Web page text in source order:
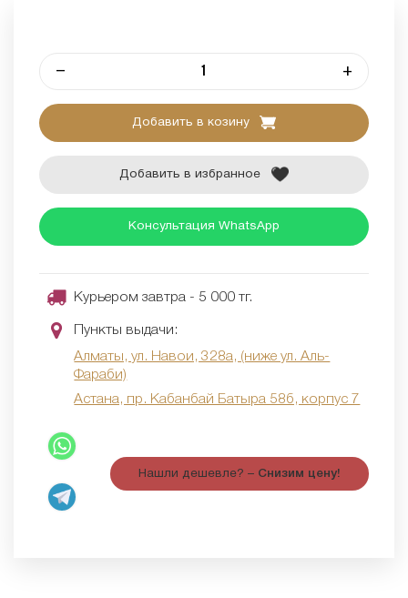
– +
Добавить в козину
Добавить в избранное
Консультация WhatsApp
Курьером завтра - 5 000 тг.
Пункты выдачи:
Алматы, ул. Навои, 328а, (ниже ул. Аль-
Фараби)
Астана, пр. Кабанбай Батыра 58б, корпус 7
Нашли дешевле? – Снизим цену!